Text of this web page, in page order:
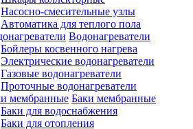
Насосно-смесительные узлы
Автоматика для теплого пола
Водонагреватели
Бойлеры косвенного нагрева
Электрические водонагреватели
Газовые водонагреватели
Проточные водонагреватели
Баки мембранные
Баки для водоснабжения
Баки для отопления